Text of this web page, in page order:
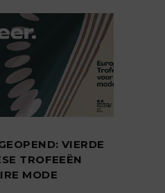
VIERDE
TROFEEËN
MODE